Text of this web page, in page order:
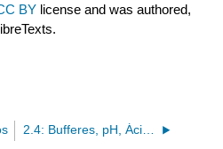
BY license and was authored,
2.4: Bufferes, pH, Ácidos y Bases